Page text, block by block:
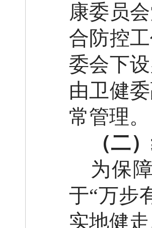
康委员
合防控
委会下
由卫健
常管理。
（二
为保
于“万步
实地健